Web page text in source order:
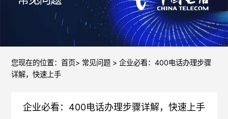
您现在的位置： 首页> 常见问题> 企业必看：400电话办理步骤
详解，快速上手
企业必看：400电话办理步骤详解，快速上手